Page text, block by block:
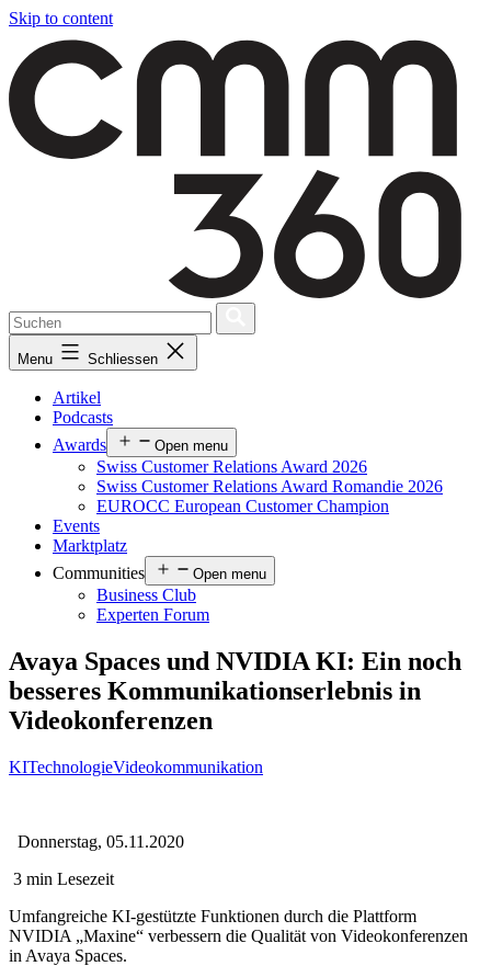
Skip to content
Menu Schliessen
Artikel
Podcasts
Awards
Open menu
Swiss Customer Relations Award 2026
Swiss Customer Relations Award Romandie 2026
EUROCC European Customer Champion
Events
Marktplatz
Communities
Open menu
Business Club
Experten Forum
Avaya Spaces und NVIDIA KI: Ein noch
besseres Kommunikationserlebnis in
Videokonferenzen
KITechnologieVideokommunikation
Donnerstag, 05.11.2020
3 min Lesezeit
Umfangreiche KI-gestützte Funktionen durch die Plattform
NVIDIA „Maxine“ verbessern die Qualität von Videokonferenzen
in Avaya Spaces.